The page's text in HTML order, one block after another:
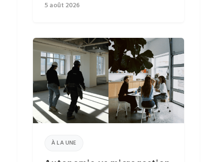
5 août 2026
À LA UNE